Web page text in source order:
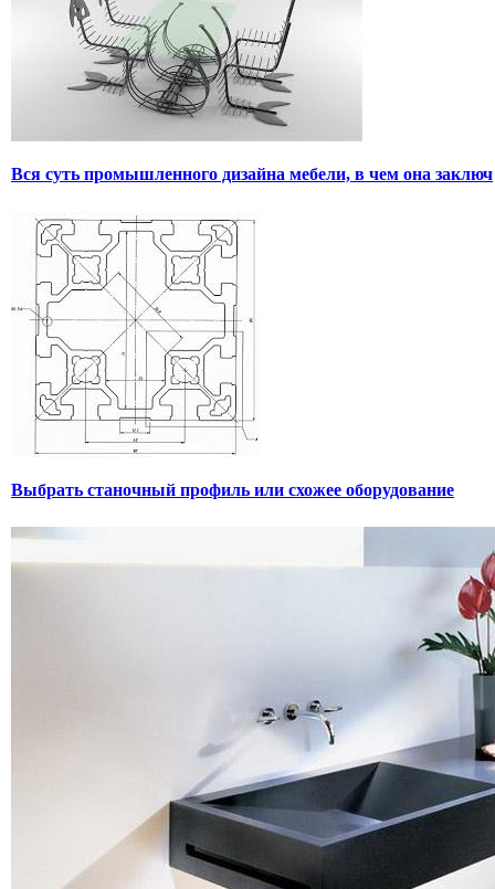
Вся суть промышленного дизайна мебели, в чем она заключ
Выбрать станочный профиль или схожее оборудование